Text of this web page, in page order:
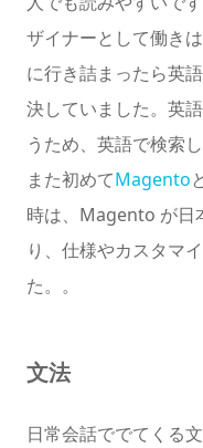
ザイナーとして働き
に行き詰まったら英
決していました。英
うため、英語で検索
また初めてMagento
時は、Magento が日
り、仕様やカスタマ
た。。
文法
日常会話ででてくる